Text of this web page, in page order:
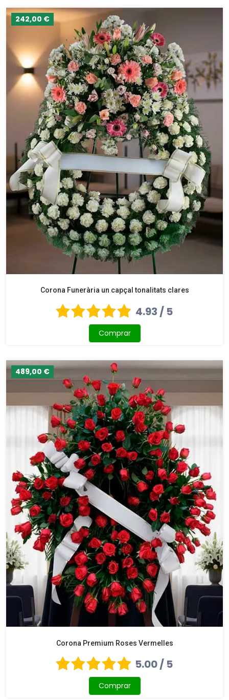
242,00 €
Corona Funerària un capçal tonalitats clares
4.93 / 5
Comprar
489,00 €
Corona Premium Roses Vermelles
5.00 / 5
Comprar